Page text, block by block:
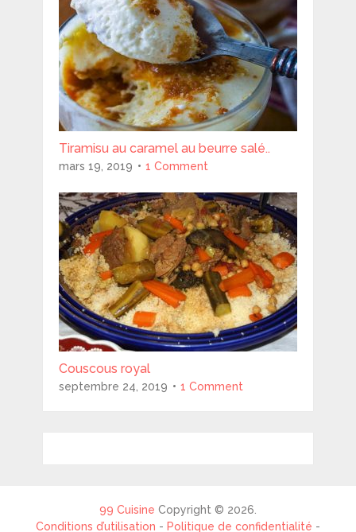
Tiramisu au caramel au beurre salé..
mars 19, 2019 1 Comment
Couscous royal
septembre 24, 2019 1 Comment
99 Cuisine Copyright © 2026.
Conditions d’utilisation - Politique de confidentialité -